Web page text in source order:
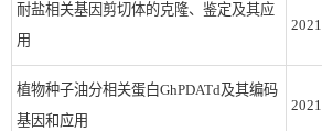
耐盐相关基因剪切体的克隆、鉴定及其应
用
植物种子油分相关蛋白GhPDATd及其编码
基因和应用